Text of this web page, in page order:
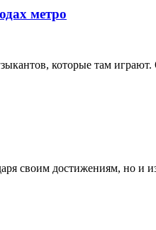
метро
которые там играют.
своим достижениям, но и